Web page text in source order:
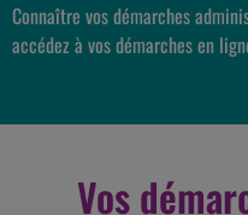
Connaître vos démarches
accédez à vos démarches en
Vos